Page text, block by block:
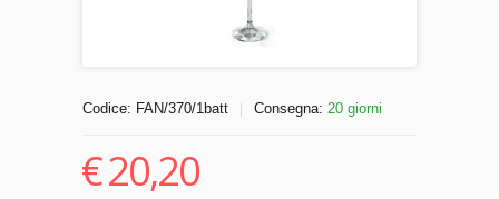
Codice: FAN/370/1batt Consegna: 20 giorni
€20,20